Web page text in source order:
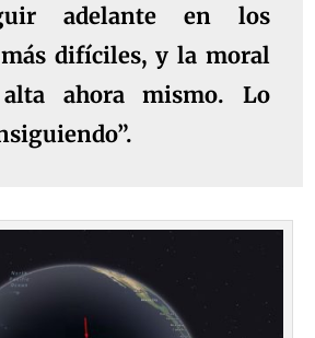
adelante en los
difíciles, y la moral
ahora mismo. Lo